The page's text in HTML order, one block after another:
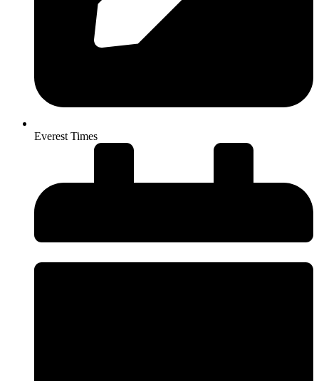
Everest Times